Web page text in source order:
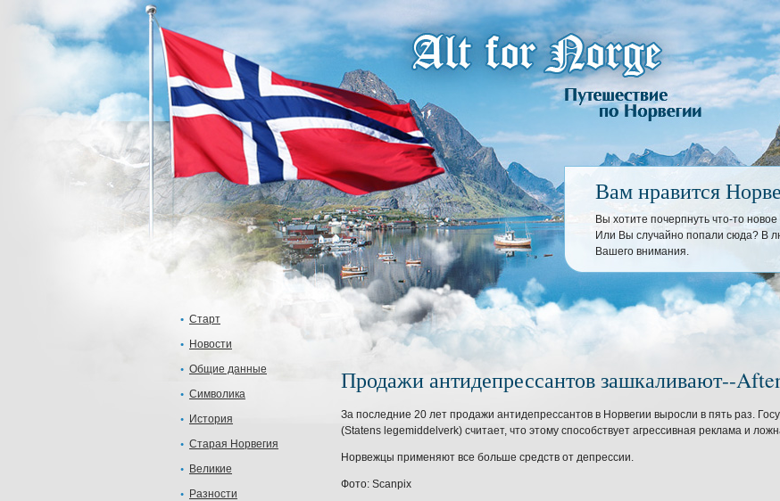
Вам нравится
Вы хотите почерпнуть что-то
Или Вы случайно попали сюда? В
Вашего внимания.
Старт
Новости
Общие данные
Символика
История
Старая Норвегия
Великие
Разности
Продажи антидепрессантов зашкаливают--
За последние 20 лет продажи антидепрессантов в Норвегии выросли в пять раз.
(Statens legemiddelverk) считает, что этому способствует агрессивная реклама и
Норвежцы применяют все больше средств от депрессии.
Фото: Scanpix